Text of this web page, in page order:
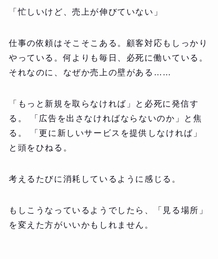
「忙しいけど、売上が伸びていない」
仕事の依頼はそこそこある。顧客対応もしっかり
やっている。何よりも毎日、必死に働いている。
それなのに、なぜか売上の壁がある……
「もっと新規を取らなければ」と必死に発信す
る。 「広告を出さなければならないのか」と焦
る。 「更に新しいサービスを提供しなければ」
と頭をひねる。
考えるたびに消耗しているように感じる。
もしこうなっているようでしたら、「見る場所」
を変えた方がいいかもしれません。